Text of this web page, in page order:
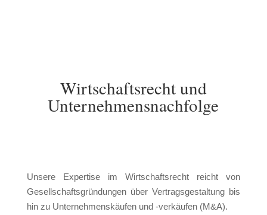
Wirtschaftsrecht und
Unternehmensnachfolge
Unsere Expertise im Wirtschaftsrecht reicht von
Gesellschaftsgründungen über Vertragsgestaltung bis
hin zu Unternehmenskäufen und -verkäufen (M&A).